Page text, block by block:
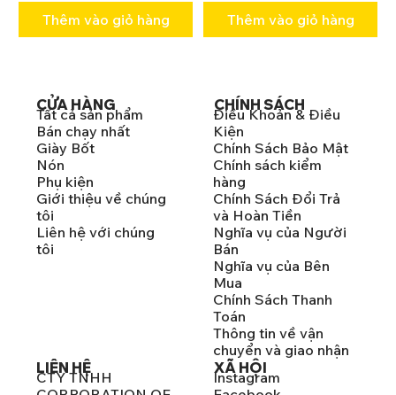
Thêm vào giỏ hàng Thêm vào giỏ hàng
CỬA HÀNG
Tất cả sản phẩm
Bán chạy nhất
Giày Bốt
Nón
Phụ kiện
Giới thiệu về chúng
tôi
Liên hệ với chúng
tôi
CHÍNH SÁCH
Điều Khoản & Điều
Kiện
Chính Sách Bảo Mật
Chính sách kiểm
hàng
Chính Sách Đổi Trả
và Hoàn Tiền
Nghĩa vụ của Người
Bán
Nghĩa vụ của Bên
Mua
Chính Sách Thanh
Toán
Thông tin về vận
chuyển và giao nhận
LIÊN HỆ
CTY TNHH
XÃ HỘI
Instagram